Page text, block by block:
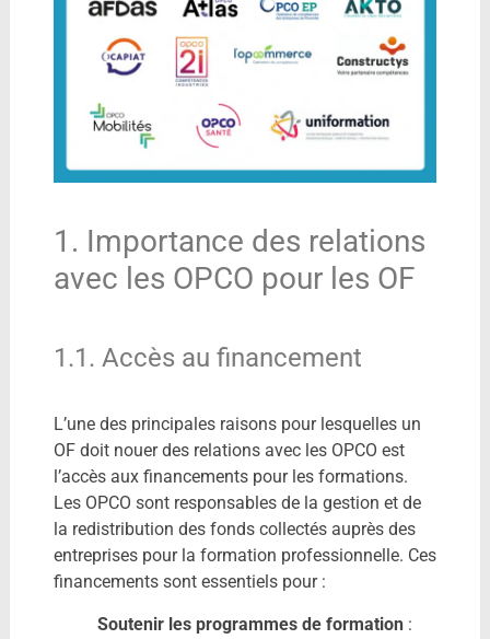
1. Importance des relations
avec les OPCO pour les OF
1.1. Accès au financement
L’une des principales raisons pour lesquelles un
OF doit nouer des relations avec les OPCO est
l’accès aux financements pour les formations.
Les OPCO sont responsables de la gestion et de
la redistribution des fonds collectés auprès des
entreprises pour la formation professionnelle. Ces
financements sont essentiels pour :
Soutenir les programmes de formation: